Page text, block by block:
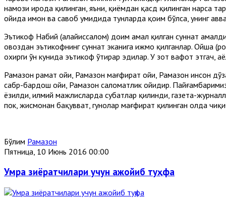
намози ирода қилинган, яъни, қиёмдан қасд қилинган нарса
ойида имон ва савоб умидида тунларда қоим бўлса, унинг
Эътикоф Набий (алайҳиссалом) доим амал қилган суннат
овоздан эътикофнинг суннат эканига ижмо қилганлар. Ойша
охирги ўн кунида эътикоф ўтирар эдилар. У зот вафот этгач,
Рамазон раҳмат ойи, Рамазон мағфират ойи, Рамазон инсон
сабр-бардош ойи, Рамазон саломатлик ойидир. Пайғамбаримиз
ёзилди, илмий мажлисларда суҳбатлар қилинди, газета-
пок, жисмонан бақувват, гуноҳлар мағфират қилинган ҳолда
Бўлим Рамазон
Пятница, 10 Июнь 2016 00:00
Умра зиёратчилари учун ажойиб туҳфа